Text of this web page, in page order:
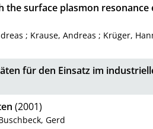
the surface plasmon
; Krause, Andreas ; Krüger,
für den Einsatz im
(2001)
Gerd